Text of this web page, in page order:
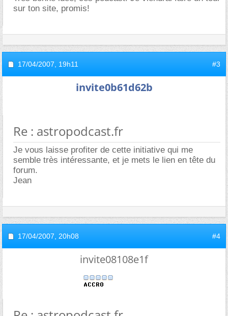
sur ton site, promis!
17/04/2007, 19h11 #3
invite0b61d62b
Re : astropodcast.fr
Je vous laisse profiter de cette initiative qui me
semble très intéressante, et je mets le lien en tête du
forum.
Jean
17/04/2007, 20h08 #4
invite08108e1f